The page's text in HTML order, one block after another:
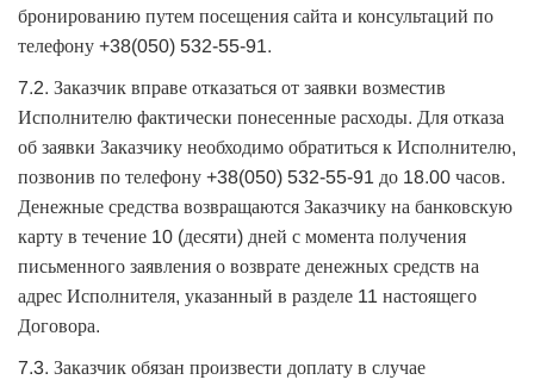
бронированию путем посещения сайта и консультаций по
телефону +38(050) 532-55-91.
7.2. Заказчик вправе отказаться от заявки возместив
Исполнителю фактически понесенные расходы. Для отказа
об заявки Заказчику необходимо обратиться к Исполнителю,
позвонив по телефону +38(050) 532-55-91 до 18.00 часов.
Денежные средства возвращаются Заказчику на банковскую
карту в течение 10 (десяти) дней с момента получения
письменного заявления о возврате денежных средств на
адрес Исполнителя, указанный в разделе 11 настоящего
Договора.
7.3. Заказчик обязан произвести доплату в случае